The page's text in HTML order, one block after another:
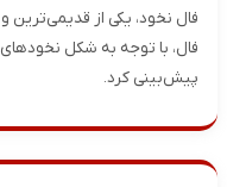
فال نخود، یکی از
فال، با توجه به شکل
پیش‌بینی کرد.